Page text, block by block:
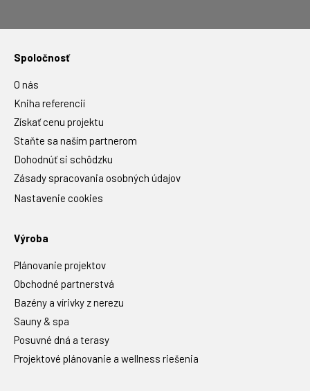
Spoločnosť
O nás
Kniha referencií
Získať cenu projektu
Staňte sa naším partnerom
Dohodnúť si schôdzku
Zásady spracovania osobných údajov
Nastavenie cookies
Výroba
Plánovanie projektov
Obchodné partnerstvá
Bazény a vírivky z nerezu
Sauny & spa
Posuvné dná a terasy
Projektové plánovanie a wellness riešenia